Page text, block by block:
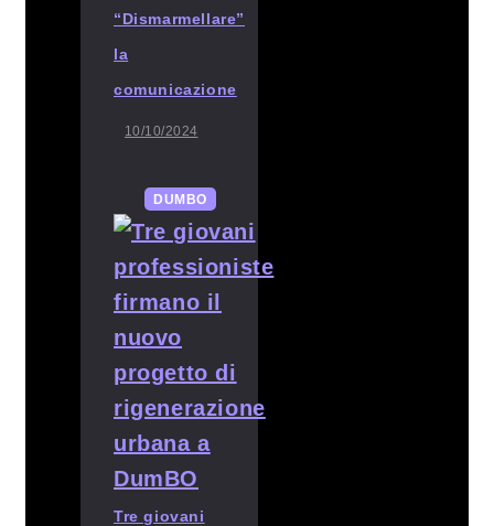
“Dismarmellare”
la
comunicazione
10/10/2024
DUMBO
Tre giovani